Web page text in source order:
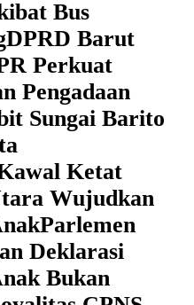
Bus
DPRD Barut
Perkuat
Pengadaan
Sungai Barito
Ketat
Wujudkan
Parlemen
Deklarasi
Bukan